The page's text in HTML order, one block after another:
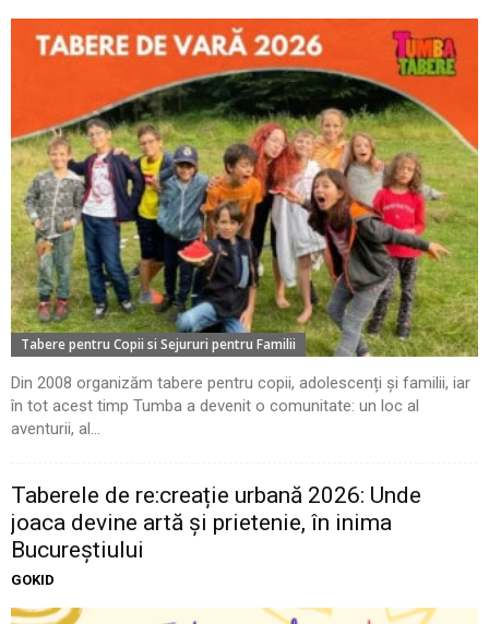
Tabere pentru Copii si Sejururi pentru Familii
Din 2008 organizăm tabere pentru copii, adolescenți și familii, iar
în tot acest timp Tumba a devenit o comunitate: un loc al
aventurii, al...
Taberele de re:creație urbană 2026: Unde
joaca devine artă și prietenie, în inima
Bucureștiului
GOKID